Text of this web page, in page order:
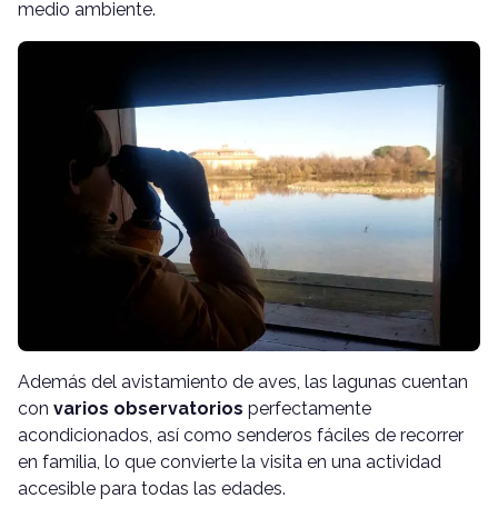
medio ambiente.
Además del avistamiento de aves, las lagunas cuentan
con varios observatorios perfectamente
acondicionados, así como senderos fáciles de recorrer
en familia, lo que convierte la visita en una actividad
accesible para todas las edades.